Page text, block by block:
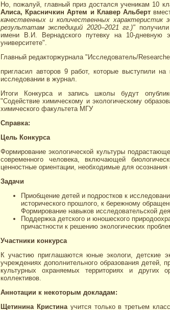
Но, пожалуй, главный приз достался ученикам 10
Алиса, Красничкин Артем и Клавер Альберт
качественных и количественных характеристик
результатам экспедиций 2020–2021 гг.)"
имени В.И. Вернадского путевку на 10-дневную
университете".
Главный редакторжурнала "Исследователь/
пригласил авторов 9 работ, которые выступили
исследовании в журнал.
Итоги Конкурса и запись школы будут
"Содействие химическому и экологическому
химического факультета МГУ
Справка:
Цель Конкурса
Формирование экологической культуры
современного человека, включающей
ценностные ориентации, необходимые для
Задачи
Приобщение детей и подростков к
исторического прошлого, к бережному
Формирование навыков исследовательской
Поддержка детского и юношеского
причастности к решению экологических
Участники конкурса
К участию приглашаются юные экологи, детские
учреждениях дополнительного образования детей,
культурных охраняемых территориях и других
коллективов.
Аннотации к некоторым докладам:
Щетинина Кристинаучится только в третьем